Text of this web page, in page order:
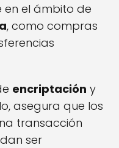
el ámbito de
, como compras
encriptación y
asegura que los
transacción
ser